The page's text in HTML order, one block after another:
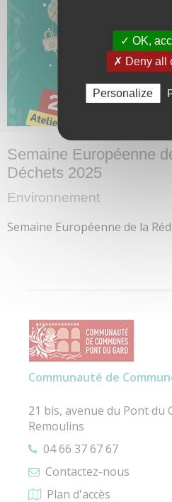
Semaine Européenne
Déchets 2025
Environnement
Semaine Européenne de la
Communauté de
21 bis, avenue du Pont du
Remoulins
04 66 37 67 67
Contactez-nous
Plan d'accès
✓ OK,
✗ Deny all
Personalize